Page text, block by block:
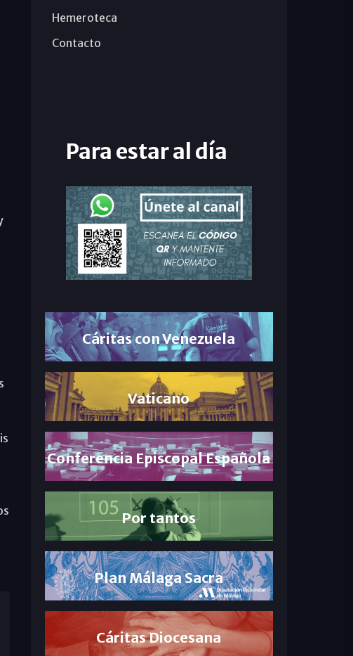
Hemeroteca
Contacto
Para estar al día
Cáritas con Venezuela
Vaticano
Conferencia Episcopal Española
Por tantos
Plan Málaga Sacra
Cáritas Diocesana